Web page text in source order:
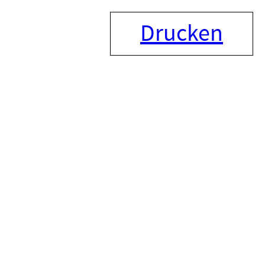
Drucken